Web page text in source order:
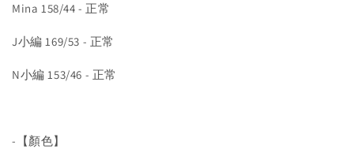
Mina 158/44 - 正常
J小編 169/53 - 正常
N小編 153/46 - 正常
-【顏色】